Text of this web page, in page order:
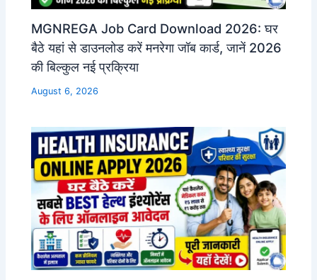
MGNREGA Job Card Download 2026: घर
बैठे यहां से डाउनलोड करें मनरेगा जॉब कार्ड, जानें 2026
की बिल्कुल नई प्रक्रिया
August 6, 2026